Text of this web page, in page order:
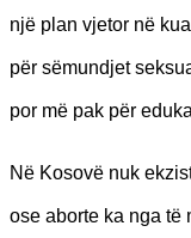
një plan vjetor në
për sëmundjet
por më pak për
Në Kosovë nuk
ose aborte ka nga të